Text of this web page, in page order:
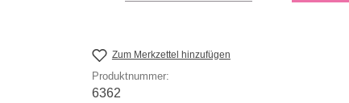
Zum Merkzettel hinzufügen
Produktnummer:
6362